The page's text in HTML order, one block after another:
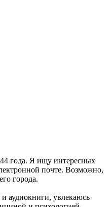
года. Я ищу интересных
почте. Возможно,
города.
аудиокниги, увлекаюсь